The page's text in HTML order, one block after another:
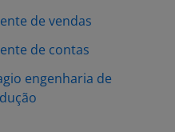
de vendas
de contas
engenharia de